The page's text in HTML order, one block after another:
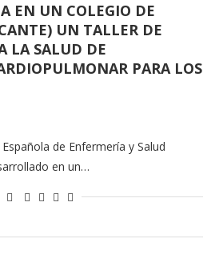
EN UN COLEGIO DE
UN TALLER DE
LA SALUD DE
PARA LOS
de Enfermería y Salud
en un…